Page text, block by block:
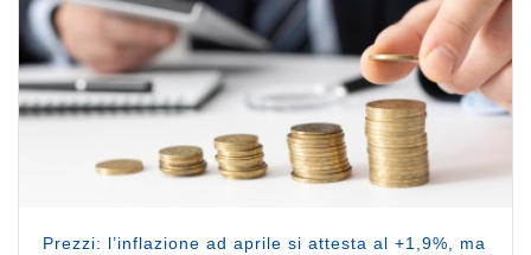
Prezzi: l’inflazione ad aprile si attesta al +1,9%, ma